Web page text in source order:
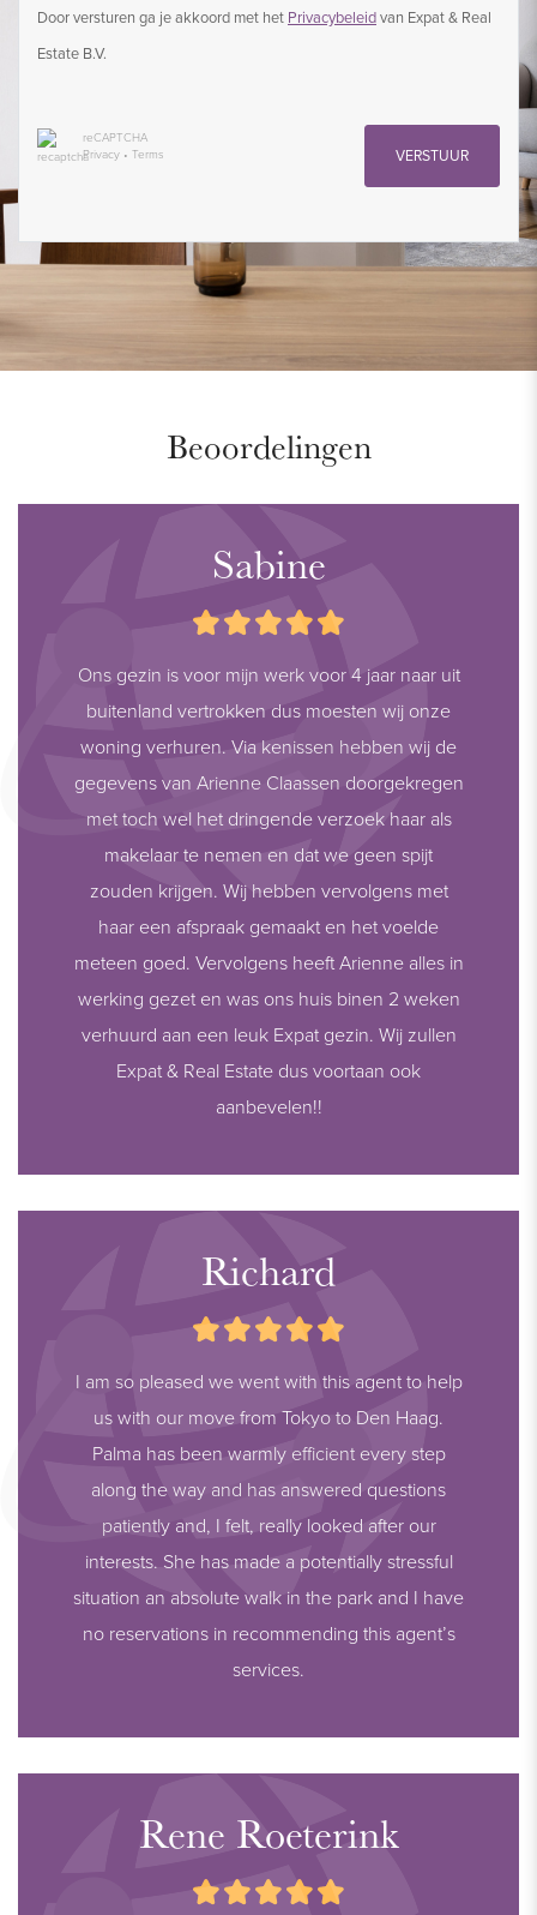
Door versturen ga je akkoord met het Privacybeleidvan Expat & Real
Estate B.V.
reCAPTCHA
Privacy • Terms VERSTUUR
Beoordelingen
Sabine
Ons gezin is voor mijn werk voor 4 jaar naar uit
buitenland vertrokken dus moesten wij onze
woning verhuren. Via kenissen hebben wij de
gegevens van Arienne Claassen doorgekregen
met toch wel het dringende verzoek haar als
makelaar te nemen en dat we geen spijt
zouden krijgen. Wij hebben vervolgens met
haar een afspraak gemaakt en het voelde
meteen goed. Vervolgens heeft Arienne alles in
werking gezet en was ons huis binen 2 weken
verhuurd aan een leuk Expat gezin. Wij zullen
Expat & Real Estate dus voortaan ook
aanbevelen!!
Richard
I am so pleased we went with this agent to help
us with our move from Tokyo to Den Haag.
Palma has been warmly efficient every step
along the way and has answered questions
patiently and, I felt, really looked after our
interests. She has made a potentially stressful
situation an absolute walk in the park and I have
no reservations in recommending this agent’s
services.
Rene Roeterink